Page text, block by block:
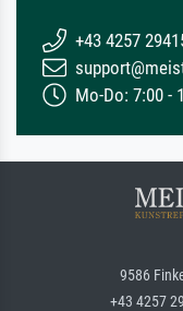
+43 4257
Mo-Do: 7:00 -
9586
+43 4257